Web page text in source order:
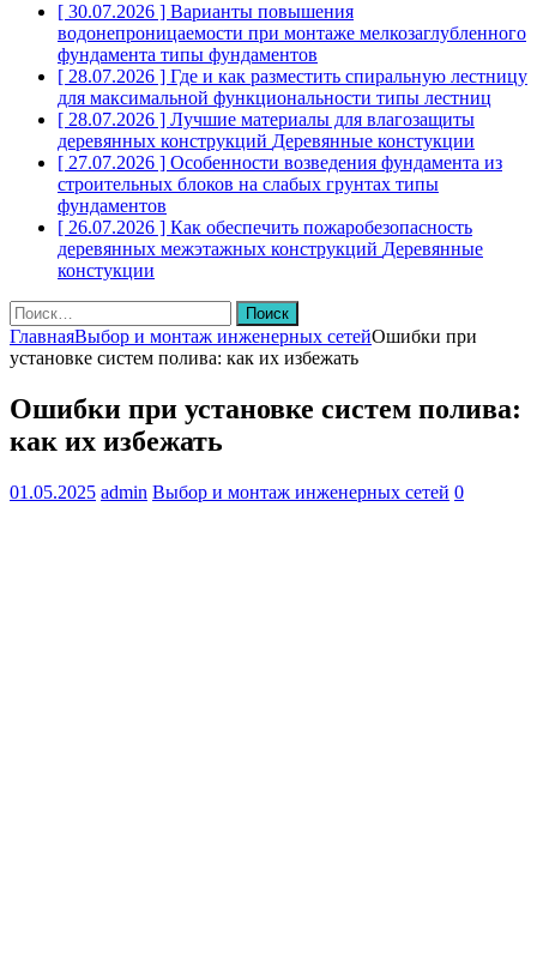
[ 30.07.2026 ] Варианты повышения
водонепроницаемости при монтаже мелкозаглубленного
фундамента типы фундаментов
[ 28.07.2026 ] Где и как разместить спиральную лестницу
для максимальной функциональности типы лестниц
[ 28.07.2026 ] Лучшие материалы для влагозащиты
деревянных конструкций Деревянные констукции
[ 27.07.2026 ] Особенности возведения фундамента из
строительных блоков на слабых грунтах типы
фундаментов
[ 26.07.2026 ] Как обеспечить пожаробезопасность
деревянных межэтажных конструкций Деревянные
констукции
Найти:
ГлавнаяВыбор и монтаж инженерных сетейОшибки при
установке систем полива: как их избежать
Ошибки при установке систем полива:
как их избежать
01.05.2025 admin Выбор и монтаж инженерных сетей 0